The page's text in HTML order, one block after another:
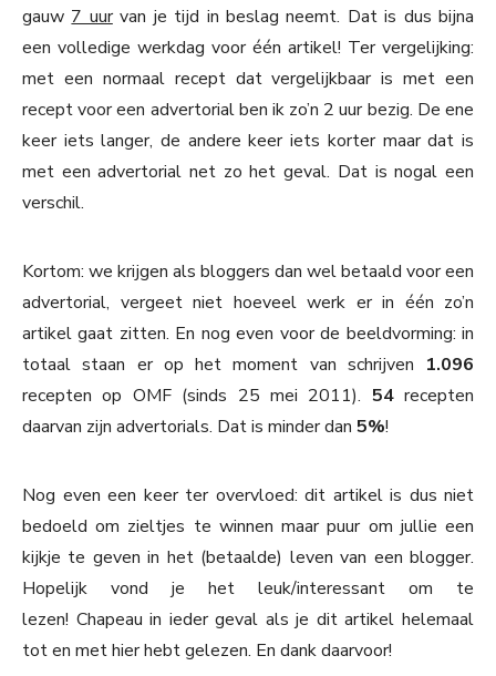
gauw 7 uurvan je tijd in beslag neemt. Dat is dus bijna
een volledige werkdag voor één artikel! Ter vergelijking:
met een normaal recept dat vergelijkbaar is met een
recept voor een advertorial ben ik zo’n 2 uur bezig. De ene
keer iets langer, de andere keer iets korter maar dat is
met een advertorial net zo het geval. Dat is nogal een
verschil.
Kortom: we krijgen als bloggers dan wel betaald voor een
advertorial, vergeet niet hoeveel werk er in één zo’n
artikel gaat zitten. En nog even voor de beeldvorming: in
totaal staan er op het moment van schrijven 1.096
recepten op OMF (sinds 25 mei 2011). 54 recepten
daarvan zijn advertorials. Dat is minder dan 5%!
Nog even een keer ter overvloed: dit artikel is dus niet
bedoeld om zieltjes te winnen maar puur om jullie een
kijkje te geven in het (betaalde) leven van een blogger.
Hopelijk vond je het leuk/interessant om te
lezen! Chapeau in ieder geval als je dit artikel helemaal
tot en met hier hebt gelezen. En dank daarvoor!